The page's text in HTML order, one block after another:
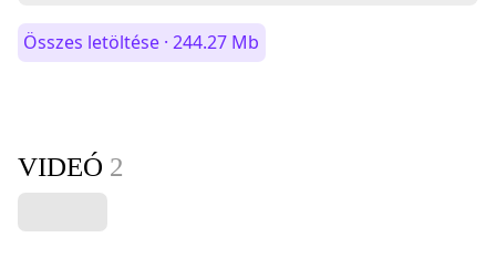
Összes letöltése · 244.27 Mb
VIDEÓ 2